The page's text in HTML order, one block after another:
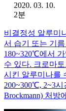
2020. 03. 10.
2분
비결정성 알루미
서 습기 또는 기
180~320℃에서
수 있다. 크로마
시킨 알루미나를
200~300℃, 2~3
Brockmann) 처